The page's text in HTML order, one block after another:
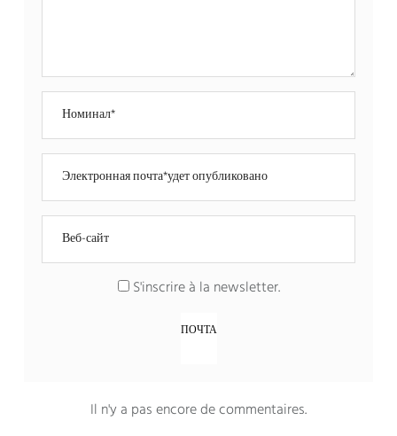
S'inscrire à la newsletter.
Il n'y a pas encore de commentaires.